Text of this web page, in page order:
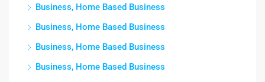
Business, Home Based Business
Business, Home Based Business
Business, Home Based Business
Business, Home Based Business